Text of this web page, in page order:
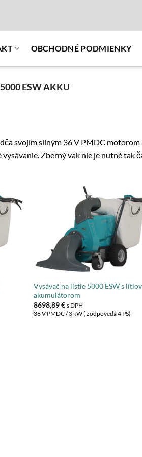
OBCHODNÉ PODMIENKY
5000 ESW AKKU
svojím silným 36 V PMDC
Zberný vak nie je nutné tak
Vysávač na lístie 5000 ESW s
akumulátorom
8698,89€ s DPH
36 V PMDC / 3 kW ( zodpovedá 4 PS)